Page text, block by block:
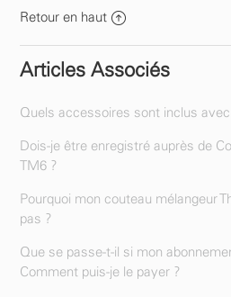
Retour en haut
Articles Associés
Quels accessoires sont inclus avec
Dois-je être enregistré auprès de
TM6 ?
Pourquoi mon couteau mélangeur
pas ?
Que se passe-t-il si mon
Comment puis-je le payer ?